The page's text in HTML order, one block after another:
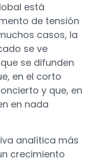
está
de tensión
casos, la
se ve
se difunden
en el corto
y que, en
en nada
analítica más
crecimiento